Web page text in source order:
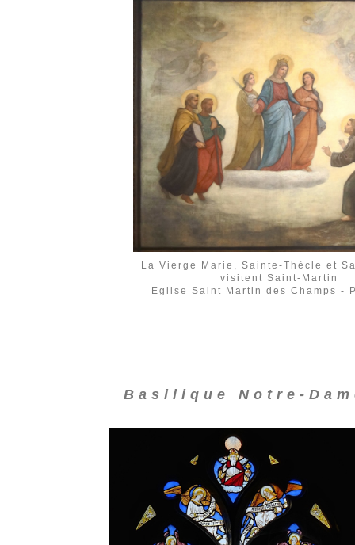
La Vierge Marie, Sainte-Thècle et
visitent Saint-Martin
Eglise Saint Martin des Champs -
Basilique Notre-